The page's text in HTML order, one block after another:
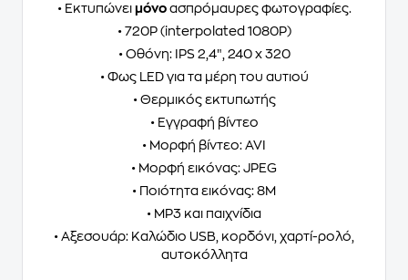
• Εκτυπώνει μόνοασπρόμαυρες φωτογραφίες.
• 720P (interpolated 1080P)
• Οθόνη: IPS 2,4″, 240 x 320
• Φως LED για τα μέρη του αυτιού
• Θερμικός εκτυπωτής
• Εγγραφή βίντεο
• Μορφή βίντεο: AVI
• Μορφή εικόνας: JPEG
• Ποιότητα εικόνας: 8M
• MP3 και παιχνίδια
• Αξεσουάρ: Καλώδιο USB, κορδόνι, χαρτί-ρολό,
αυτοκόλλητα